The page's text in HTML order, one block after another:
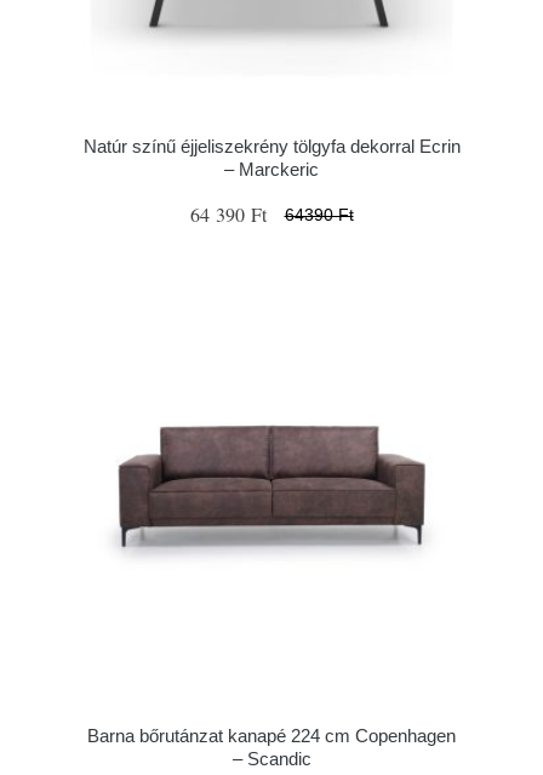
Natúr színű éjjeliszekrény tölgyfa dekorral Ecrin
– Marckeric
64 390 Ft 64390 Ft
Barna bőrutánzat kanapé 224 cm Copenhagen
– Scandic